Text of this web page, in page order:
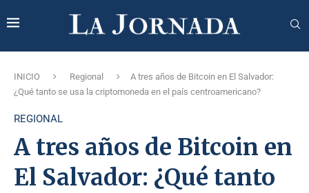
INICIO Regional
A tres años de Bitcoin en El Salvador:
¿Qué tanto se usa la criptomoneda en el país centroamericano?
REGIONAL
A tres años de Bitcoin en
El Salvador: ¿Qué tanto